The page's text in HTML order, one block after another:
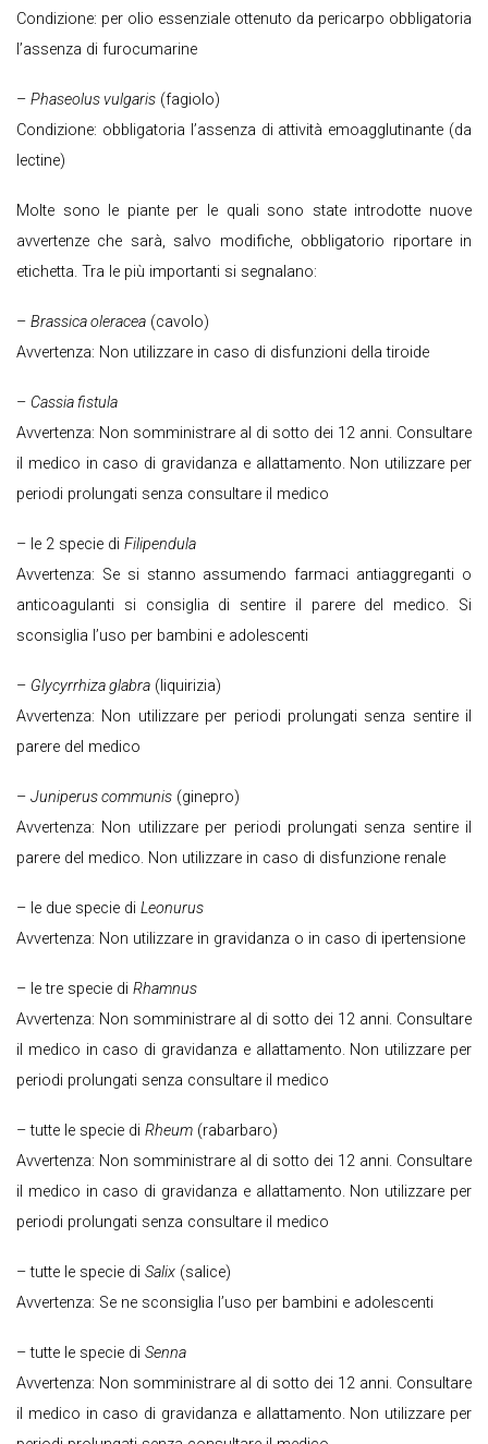
Condizione: per olio essenziale ottenuto da pericarpo obbligatoria
l’assenza di furocumarine
– Phaseolus vulgaris (fagiolo)
Condizione: obbligatoria l’assenza di attività emoagglutinante (da
lectine)
Molte sono le piante per le quali sono state introdotte nuove
avvertenze che sarà, salvo modifiche, obbligatorio riportare in
etichetta. Tra le più importanti si segnalano:
– Brassica oleracea (cavolo)
Avvertenza: Non utilizzare in caso di disfunzioni della tiroide
– Cassia fistula
Avvertenza: Non somministrare al di sotto dei 12 anni. Consultare
il medico in caso di gravidanza e allattamento. Non utilizzare per
periodi prolungati senza consultare il medico
– le 2 specie di Filipendula
Avvertenza: Se si stanno assumendo farmaci antiaggreganti o
anticoagulanti si consiglia di sentire il parere del medico. Si
sconsiglia l’uso per bambini e adolescenti
– Glycyrrhiza glabra (liquirizia)
Avvertenza: Non utilizzare per periodi prolungati senza sentire il
parere del medico
– Juniperus communis (ginepro)
Avvertenza: Non utilizzare per periodi prolungati senza sentire il
parere del medico. Non utilizzare in caso di disfunzione renale
– le due specie di Leonurus
Avvertenza: Non utilizzare in gravidanza o in caso di ipertensione
– le tre specie di Rhamnus
Avvertenza: Non somministrare al di sotto dei 12 anni. Consultare
il medico in caso di gravidanza e allattamento. Non utilizzare per
periodi prolungati senza consultare il medico
– tutte le specie di Rheum (rabarbaro)
Avvertenza: Non somministrare al di sotto dei 12 anni. Consultare
il medico in caso di gravidanza e allattamento. Non utilizzare per
periodi prolungati senza consultare il medico
– tutte le specie di Salix (salice)
Avvertenza: Se ne sconsiglia l’uso per bambini e adolescenti
– tutte le specie di Senna
Avvertenza: Non somministrare al di sotto dei 12 anni. Consultare
il medico in caso di gravidanza e allattamento. Non utilizzare per